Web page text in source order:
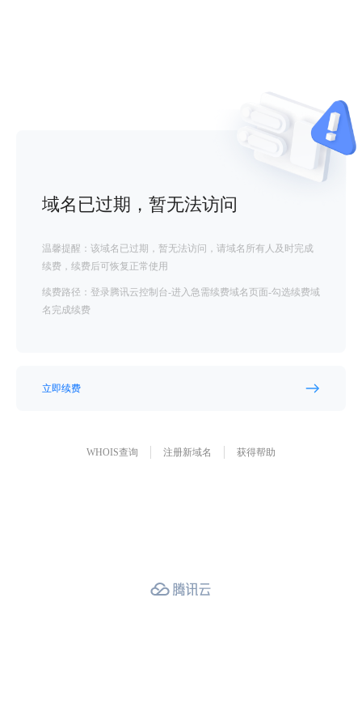
域名已过期，暂无法访问
温馨提醒：该域名已过期，暂无法访问，请域名所有人及时完成
续费，续费后可恢复正常使用
续费路径：登录腾讯云控制台-进入急需续费域名页面-勾选续费域
名完成续费
立即续费
WHOIS查询 注册新域名 获得帮助